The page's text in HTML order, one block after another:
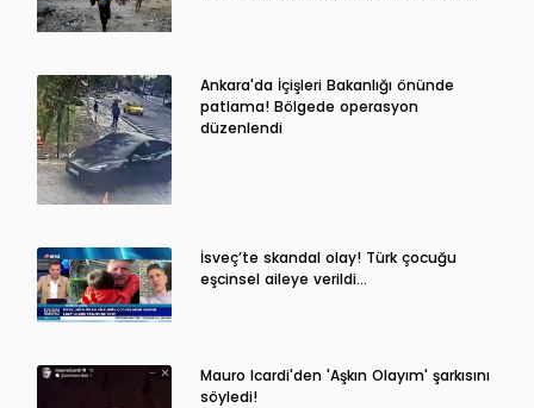
Ankara'da İçişleri Bakanlığı önünde
patlama! Bölgede operasyon
düzenlendi
İsveç’te skandal olay! Türk çocuğu
eşcinsel aileye verildi…
Mauro Icardi'den 'Aşkın Olayım' şarkısını
söyledi!